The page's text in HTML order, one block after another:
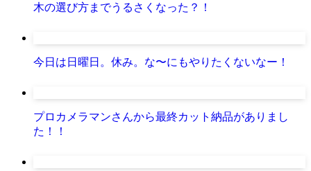
木の選び方までうるさくなった？！
今日は日曜日。休み。な〜にもやりたくないなー！
プロカメラマンさんから最終カット納品がありまし
た！！